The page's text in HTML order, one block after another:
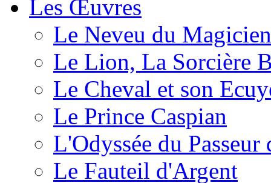
Les Œuvres
Le Neveu du Magicien
Le Lion, La Sorcière
Le Cheval et son
Le Prince Caspian
L'Odyssée du
Le Fauteil d'Argent